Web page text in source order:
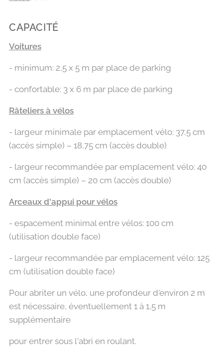
CAPACITÉ
Voitures
- minimum: 2,5 x 5 m par place de parking
- confortable: 3 x 6 m par place de parking
Râteliers à vélos
- largeur minimale par emplacement vélo: 37,5 cm
(accès simple) – 18,75 cm (accès double)
- largeur recommandée par emplacement vélo: 40
cm (accès simple) – 20 cm (accès double)
Arceaux d'appui pour vélos
- espacement minimal entre vélos: 100 cm
(utilisation double face)
- largeur recommandée par emplacement vélo: 125
cm (utilisation double face)
Pour abriter un vélo, une profondeur d'environ 2 m
est nécessaire, éventuellement 1 à 1,5 m
supplémentaire
pour entrer sous l'abri en roulant.